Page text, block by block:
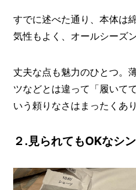
すでに述べた通り、本体は
気性もよく、オールシーズ
丈夫な点も魅力のひとつ。
ツなどとは違って「履いて
いう頼りなさはまったくあ
２.見られてもOKなシ